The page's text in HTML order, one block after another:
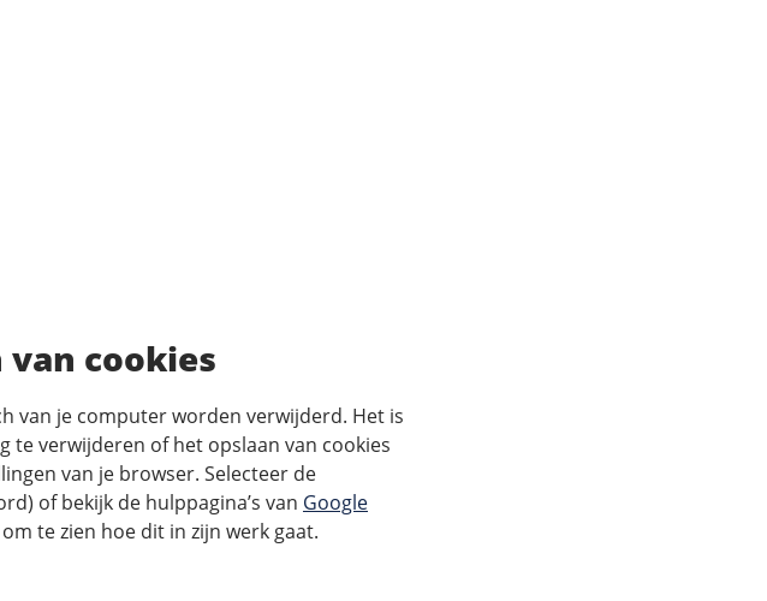
cookies
van je computer worden verwijderd. Het is
verwijderen of het opslaan van cookies
van je browser. Selecteer de
of bekijk de hulppagina’s van Google
om te zien hoe dit in zijn werk gaat.